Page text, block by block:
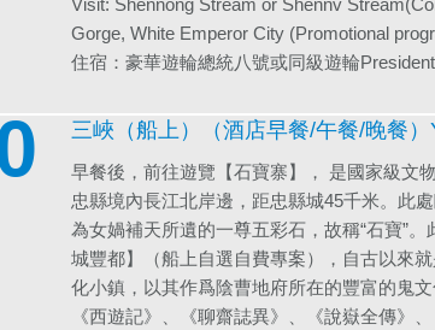
Visit: Shennong Stream or Shennv
Gorge, White Emperor City (Promotional
住宿：豪華遊輪總統八號或同級遊輪
三峽（船上）（酒店早餐/午餐/晚餐
早餐後，前往遊覽【石寶寨】， 是國家級文
忠縣境內長江北岸邊，距忠縣城45千米。此
為女媧補天所遺的一尊五彩石，故稱“石寶”
城豐都】（船上自選自費專案），自古以來
化小鎮，以其作爲陰曹地府所在的豐富的鬼
《西遊記》、《聊齋誌異》、《說嶽全傳》